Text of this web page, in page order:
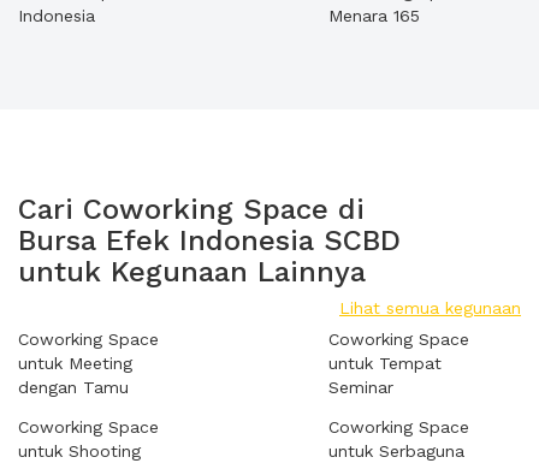
Indonesia
Menara 165
Cari Coworking Space di
Bursa Efek Indonesia SCBD
untuk Kegunaan Lainnya
Lihat semua kegunaan
Coworking Space
untuk Meeting
dengan Tamu
Coworking Space
untuk Shooting
Coworking Space
untuk Tempat
Seminar
Coworking Space
untuk Serbaguna